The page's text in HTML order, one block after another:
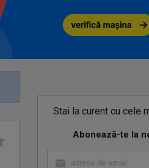
Stai la curent cu cele
Abonează-te la